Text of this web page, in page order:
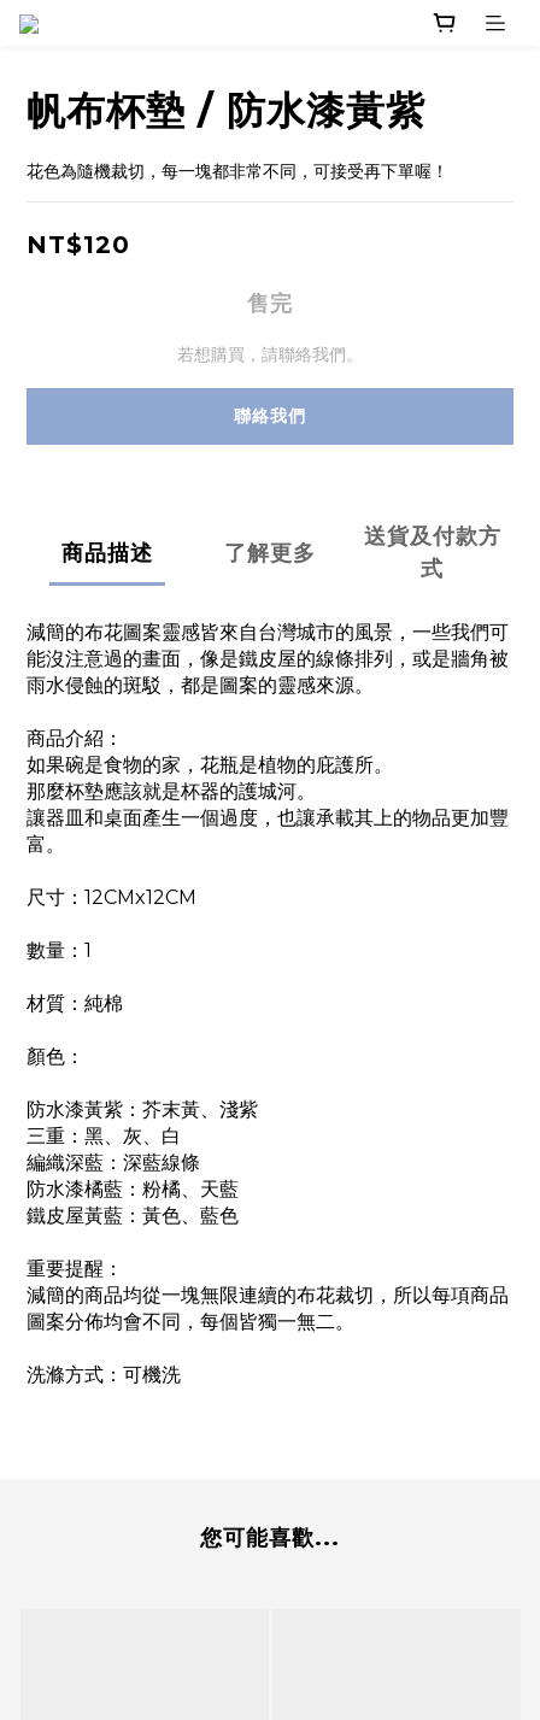
帆布杯墊 / 防水漆黃紫
花色為隨機裁切，每一塊都非常不同，可接受再下單喔！
NT$120
售完
若想購買，請聯絡我們。
聯絡我們
商品描述 了解更多
送貨及付款方
式
減簡的布花圖案靈感皆來自台灣城市的風景，一些我們可
能沒注意過的畫面，像是鐵皮屋的線條排列，或是牆角被
雨水侵蝕的斑駁，都是圖案的靈感來源。
商品介紹：
如果碗是食物的家，花瓶是植物的庇護所。
那麼杯墊應該就是杯器的護城河。
讓器皿和桌面產生一個過度，也讓承載其上的物品更加豐
富。
尺寸：12CMx12CM
數量：1
材質：純棉
顏色：
防水漆黃紫：芥末黃、淺紫
三重：黑、灰、白
編織深藍：深藍線條
防水漆橘藍：粉橘、天藍
鐵皮屋黃藍：黃色、藍色
重要提醒：
減簡的商品均從一塊無限連續的布花裁切，所以每項商品
圖案分佈均會不同，每個皆獨一無二。
洗滌方式：可機洗
您可能喜歡...